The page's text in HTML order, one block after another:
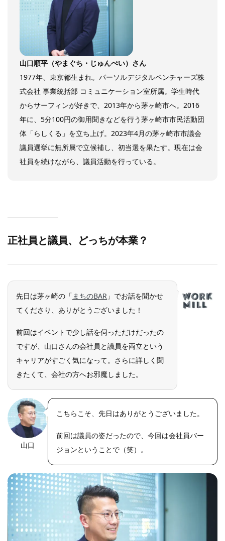
山口順平（やまぐち・じゅんぺい）さん
1977年、東京都生まれ。パーソルデジタルベンチャーズ株
式会社 事業統括部 コミュニケーション室所属。学生時代
からサーフィンが好きで、2013年から茅ヶ崎市へ。2016
年に、5分100円の御用聞きなどを行う茅ヶ崎市市民活動団
体「らしくる」を立ち上げ。2023年4月の茅ヶ崎市市議会
議員選挙に無所属で立候補し、初当選を果たす。現在は会
社員を続けながら、議員活動を行っている。
正社員と議員、どっちが本業？
先日は茅ヶ崎の「まちのBAR 」でお話を聞かせ
てくださり、ありがとうございました！
前回はイベントで少し話を伺っただけだったの
ですが、山口さんの会社員と議員を両立という
キャリアがすごく気になって。さらに詳しく聞
きたくて、会社の方へお邪魔しました。
山口
こちらこそ、先日はありがとうございました。
前回は議員の姿だったので、今回は会社員バー
ジョンということで（笑）。